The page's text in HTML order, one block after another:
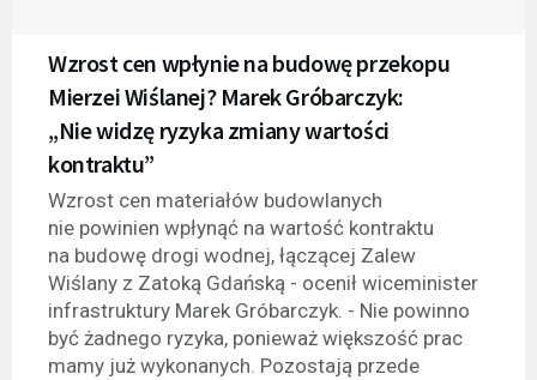
Wzrost cen wpłynie na budowę przekopu
Mierzei Wiślanej? Marek Gróbarczyk:
„Nie widzę ryzyka zmiany wartości
kontraktu”
Wzrost cen materiałów budowlanych
nie powinien wpłynąć na wartość kontraktu
na budowę drogi wodnej, łączącej Zalew
Wiślany z Zatoką Gdańską - ocenił wiceminister
infrastruktury Marek Gróbarczyk. - Nie powinno
być żadnego ryzyka, ponieważ większość prac
mamy już wykonanych. Pozostają przede